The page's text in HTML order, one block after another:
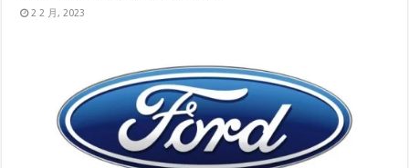
2 2 月, 2023